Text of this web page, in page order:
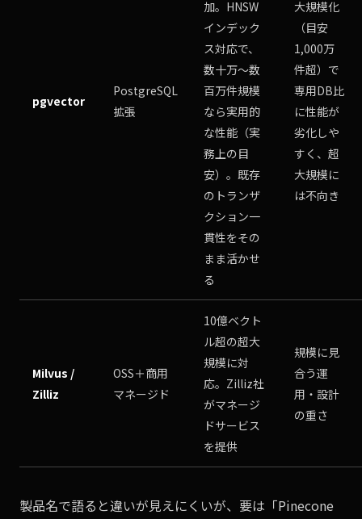
pgvector
PostgreSQL
拡張
加。HNSW
インデック
ス対応で、
数十万〜数
百万件規模
なら実用的
な性能（実
務上の目
安）。既存
のトランザ
クション一
貫性をその
まま活かせ
る
大規模化
（目安
1,000万
件超）で
専用DB比
に性能が
劣化しや
すく、超
大規模に
は不向き
Milvus /
Zilliz
OSS＋商用
マネージド
10億ベクト
ル超の超大
規模に対
応。Zilliz社
がマネージ
ドサービス
を提供
規模に見
合う運
用・設計
の重さ
製品名で語ると違いが見えにくいが、要は「Pinecone